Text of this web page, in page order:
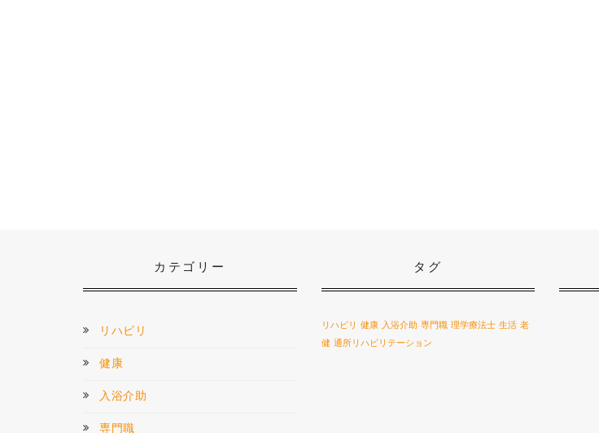
カテゴリー
リハビリ
健康
入浴介助
タグ
リハビリ 健康 入浴介助 専門職 理学療法士 生活 老
健 通所リハビリテーション